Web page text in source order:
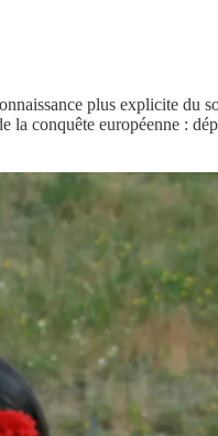
plus explicite du
conquête européenne :